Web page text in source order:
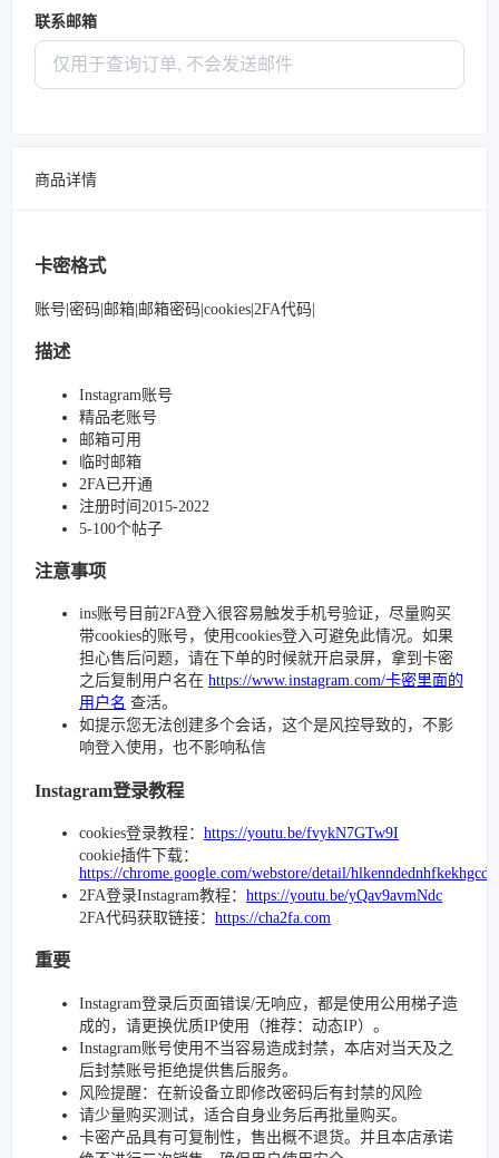
联系邮箱
商品详情
卡密格式
账号|密码|邮箱|邮箱密码|cookies|2FA代码|
描述
Instagram账号
精品老账号
邮箱可用
临时邮箱
2FA已开通
注册时间2015-2022
5-100个帖子
注意事项
ins账号目前2FA登入很容易触发手机号验证，尽量购买
带cookies的账号，使用cookies登入可避免此情况。如果
担心售后问题，请在下单的时候就开启录屏，拿到卡密
之后复制用户名在 https://www.instagram.com/卡密里面的
用户名 查活。
如提示您无法创建多个会话，这个是风控导致的，不影
响登入使用，也不影响私信
Instagram登录教程
cookies登录教程： https://youtu.be/fvykN7GTw9I
cookie插件下载：
https://chrome.google.com/webstore/detail/
2FA登录Instagram教程： https://youtu.be/yQav9avmNdc
2FA代码获取链接： https://cha2fa.com
重要
Instagram登录后页面错误/无响应，都是使用公用梯子造
成的，请更换优质IP使用（推荐：动态IP）。
Instagram账号使用不当容易造成封禁，本店对当天及之
后封禁账号拒绝提供售后服务。
风险提醒：在新设备立即修改密码后有封禁的风险
请少量购买测试，适合自身业务后再批量购买。
卡密产品具有可复制性，售出概不退货。并且本店承诺